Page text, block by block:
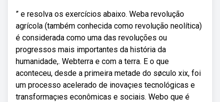
” e resolva os exercícios abaixo. Weba revolução
agrícola (também conhecida como revolução neolítica)
é considerada como uma das revoluções ou
progressos mais importantes da história da
humanidade,. Webterra e com a terra. E o que
aconteceu, desde a primeira metade do søculo xix, foi
um processo acelerado de inovaçıes tecnológicas e
transformaçıes econômicas e sociais. Webo que é